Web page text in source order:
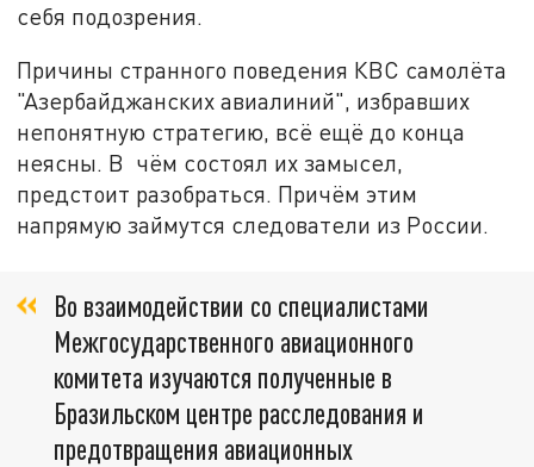
себя подозрения.
Причины странного поведения КВС самолёта
"Азербайджанских авиалиний", избравших
непонятную стратегию, всё ещё до конца
неясны. В чём состоял их замысел,
предстоит разобраться. Причём этим
напрямую займутся следователи из России.
Во взаимодействии со специалистами
Межгосударственного авиационного
комитета изучаются полученные в
Бразильском центре расследования и
предотвращения авиационных